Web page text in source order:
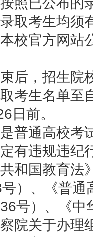
已公布的
取考生均须
校官方网站
，招生院
考生名单至
日前。
通高校考
有违规违纪
和国教育法
）、《普
号）、《
院关于办理